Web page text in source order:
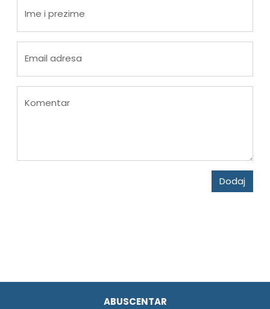
Ime i prezime
Email adresa
Komentar
Dodaj
ABUSCENTAR